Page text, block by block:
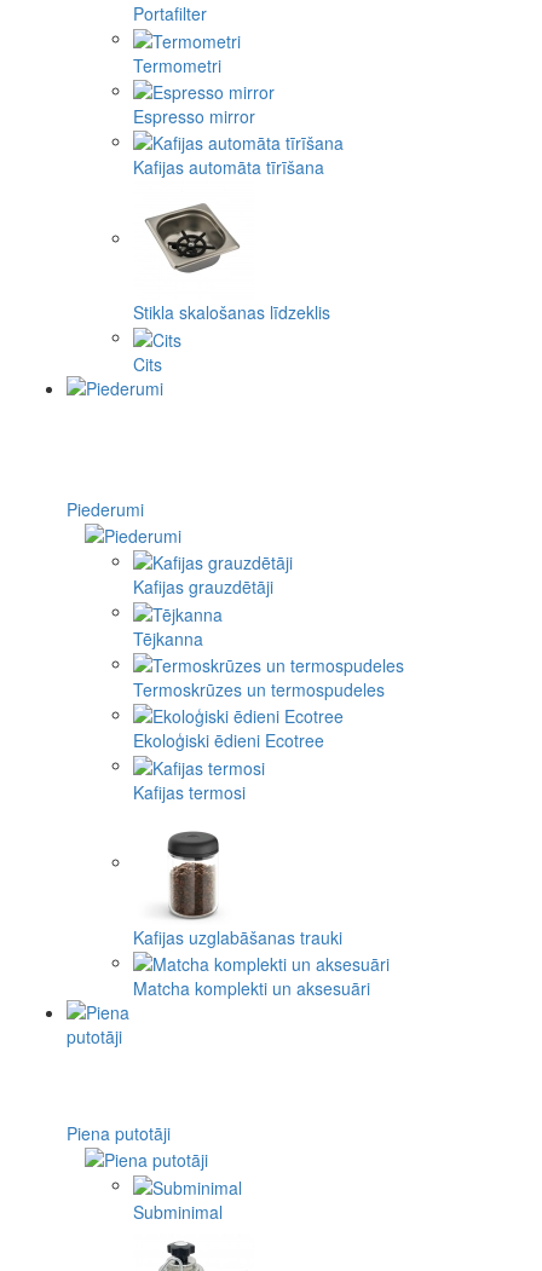
Portafilter
Termometri
Espresso mirror
Kafijas automāta tīrīšana
Stikla skalošanas līdzeklis
Cits
Piederumi
Kafijas grauzdētāji
Tējkanna
Termoskrūzes un termospudeles
Ekoloģiski ēdieni Ecotree
Kafijas termosi
Kafijas uzglabāšanas trauki
Matcha komplekti un aksesuāri
Piena putotāji
Subminimal